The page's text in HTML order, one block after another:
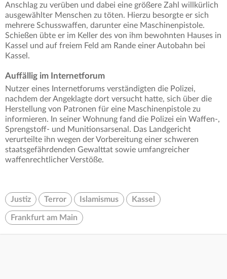
Anschlag zu verüben und dabei eine größere Zahl willkürlich
ausgewählter Menschen zu töten. Hierzu besorgte er sich
mehrere Schusswaffen, darunter eine Maschinenpistole.
Schießen übte er im Keller des von ihm bewohnten Hauses in
Kassel und auf freiem Feld am Rande einer Autobahn bei
Kassel.
Auffällig im Internetforum
Nutzer eines Internetforums verständigten die Polizei,
nachdem der Angeklagte dort versucht hatte, sich über die
Herstellung von Patronen für eine Maschinenpistole zu
informieren. In seiner Wohnung fand die Polizei ein Waffen-,
Sprengstoff- und Munitionsarsenal. Das Landgericht
verurteilte ihn wegen der Vorbereitung einer schweren
staatsgefährdenden Gewalttat sowie umfangreicher
waffenrechtlicher Verstöße.
Justiz Terror Islamismus Kassel
Frankfurt am Main